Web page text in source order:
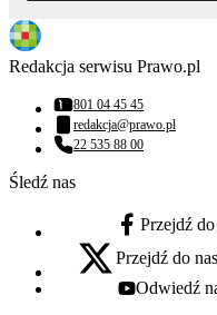
Redakcja serwisu Prawo.pl
Numer telefonu:
801 04 45 45
Adres email:
redakcja@prawo.pl
Numer telefonu:
22 535 88 00
Śledź nas
facebook -
Przejdź
x - otwiera się w nowej
Przejdź do
youtube - otwiera
Odwiedź